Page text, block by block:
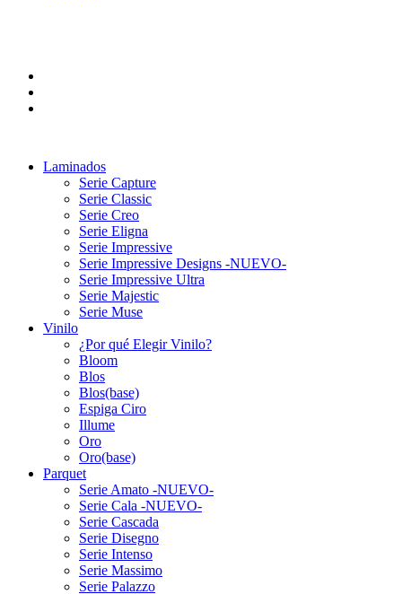
Laminados
Serie Capture
Serie Classic
Serie Creo
Serie Eligna
Serie Impressive
Serie Impressive Designs -NUEVO-
Serie Impressive Ultra
Serie Majestic
Serie Muse
Vinilo
¿Por qué Elegir Vinilo?
Bloom
Blos
Blos(base)
Espiga Ciro
Illume
Oro
Oro(base)
Parquet
Serie Amato -NUEVO-
Serie Cala -NUEVO-
Serie Cascada
Serie Disegno
Serie Intenso
Serie Massimo
Serie Palazzo